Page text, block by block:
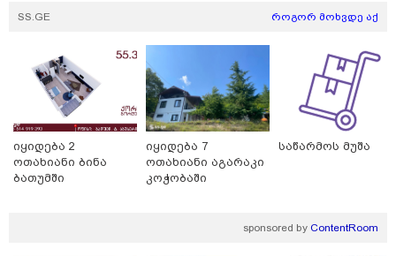
ყველაზე იაფი
SS.GE როგორ მოხვდე აქ
იყიდება 2
ოთახიანი ბინა
ბათუმში
იყიდება 7
ოთახიანი აგარაკი
კოჭობაში
საწარმოს მუშა
sponsored by ContentRoom